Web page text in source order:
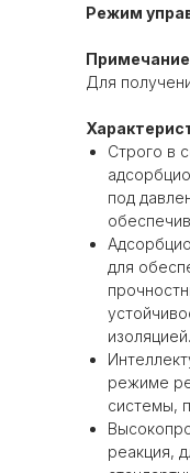
Режим
Для
Строго в
под
для
изоляцией.
режиме
системы,
реакция,